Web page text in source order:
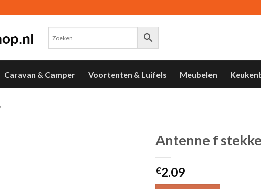
Caravan & Camper Voortenten & Luifels Meubelen
Antenne f
€2.09